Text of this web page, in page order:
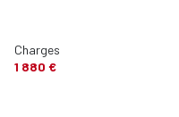
Charges
1 880 €